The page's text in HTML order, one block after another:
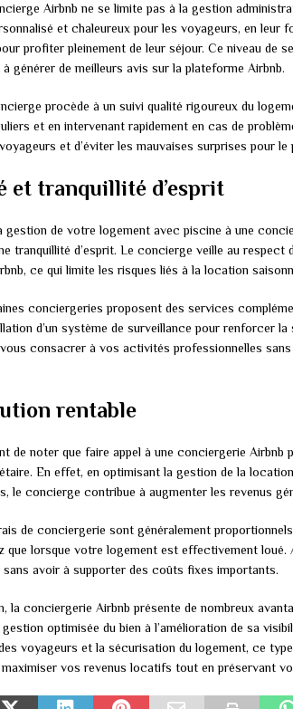
Airbnb ne se limite pas à la gestion
et chaleureux pour les voyageurs, en leur
profiter pleinement de leur séjour. Ce niveau de
générer de meilleurs avis sur la plateforme Airbnb.
procède à un suivi qualité rigoureux du
et en intervenant rapidement en cas de
et d’éviter les mauvaises surprises pour le
et tranquillité d’esprit
gestion de votre logement avec piscine à une
tranquillité d’esprit. Le concierge veille au
ce qui limite les risques liés à la location
conciergeries proposent des services
d’un système de surveillance pour renforcer
consacrer à vos activités professionnelles
rentable
de noter que faire appel à une conciergerie Airbnb
En effet, en optimisant la gestion de la
le concierge contribue à augmenter les revenus
de conciergerie sont généralement
que lorsque votre logement est effectivement loué.
sans avoir à supporter des coûts fixes importants.
la conciergerie Airbnb présente de nombreux
optimisée du bien à l’amélioration de sa
voyageurs et la sécurisation du logement, ce
vos revenus locatifs tout en préservant